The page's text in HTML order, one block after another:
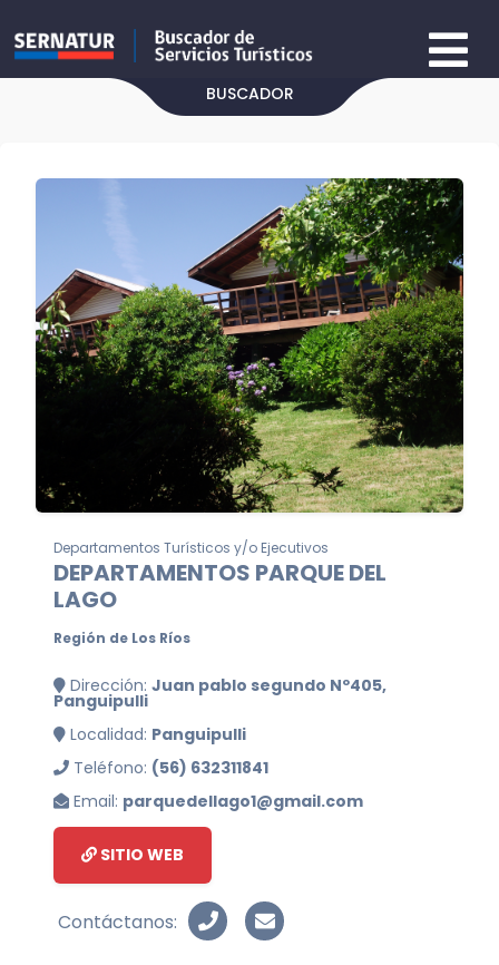
BUSCADOR
Departamentos Turísticos y/o Ejecutivos
DEPARTAMENTOS PARQUE DEL
LAGO
Región de Los Ríos
Dirección: Juan pablo segundo Nº405,
Panguipulli
Localidad: Panguipulli
Teléfono: (56) 632311841
Email: parquedellago1@gmail.com
SITIO WEB
Contáctanos: